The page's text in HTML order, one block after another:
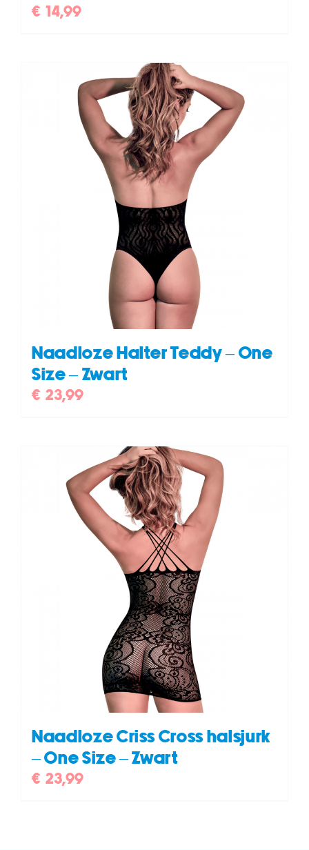
€ 14,99
Naadloze Halter Teddy – One
Size – Zwart
€ 23,99
Naadloze Criss Cross halsjurk
– One Size – Zwart
€ 23,99